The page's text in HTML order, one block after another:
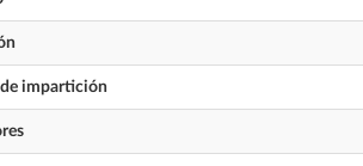
de impartición